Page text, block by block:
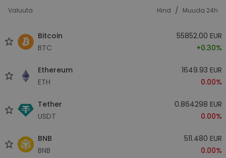
Valuuta Hind / Muuda 24h
Bitcoin
BTC
55852.00 EUR
+0.30%
Ethereum
ETH
1649.93 EUR
0.00%
Tether
USDT
0.864298 EUR
0.00%
BNB
BNB
511.480 EUR
0.00%